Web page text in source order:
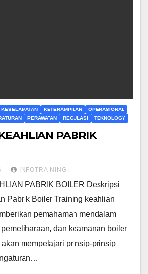
KESELAMATAN KETERAMPILAN
OPERASIONAL
PERAWATAN REGULASI TEKNOLOGY
PABRIK
INFOTRAINING
PABRIK BOILER Deskripsi
Pabrik Boiler Training keahlian
pemahaman mendalam
dan keamanan boiler
akan mempelajari prinsip-prinsip